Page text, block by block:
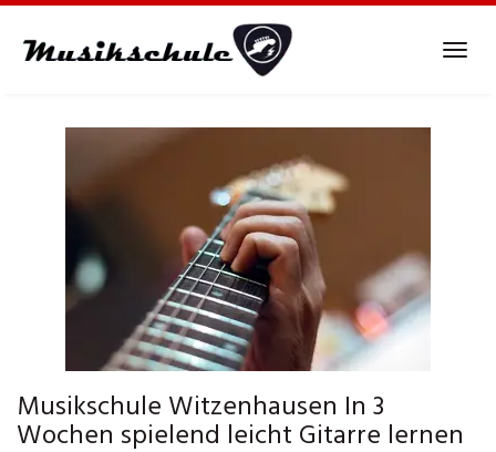
Musikschule Witzenhausen In 3
Wochen spielend leicht Gitarre lernen